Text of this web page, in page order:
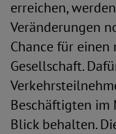
erreichen,
Veränderungen
Chance für
Gesellschaft.
Beschäftigten
Blick behalten.